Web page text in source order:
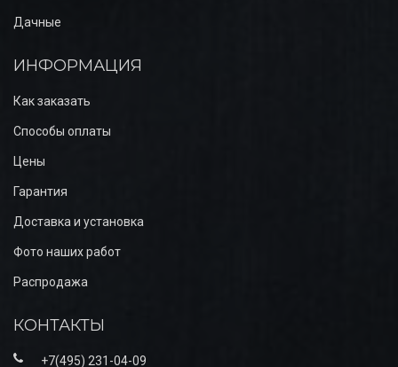
Дачные
ИНФОРМАЦИЯ
Как заказать
Способы оплаты
Цены
Гарантия
Доставка и установка
Фото наших работ
Распродажа
КОНТАКТЫ
+7(495) 231-04-09